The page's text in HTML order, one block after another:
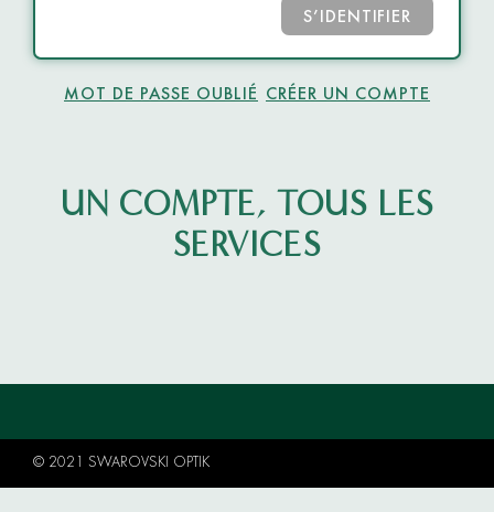
S’IDENTIFIER
MOT DE PASSE OUBLIÉ CRÉER UN COMPTE
UN COMPTE, TOUS LES
SERVICES
© 2021 SWAROVSKI OPTIK